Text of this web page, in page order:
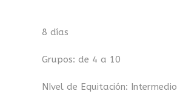
8 días
Grupos: de 4 a 10
NIvel de Equitación: Intermedio